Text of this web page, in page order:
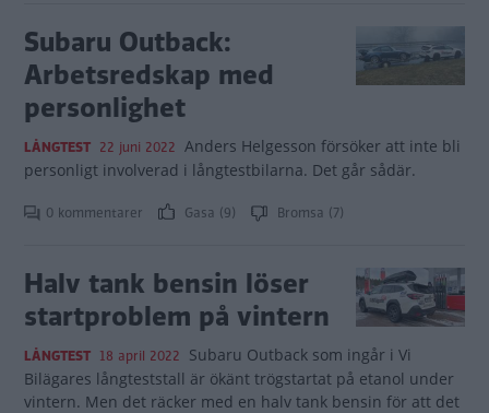
Subaru Outback:
Arbetsredskap med
personlighet
LÅNGTEST 22 juni 2022 Anders Helgesson försöker att inte bli
personligt involverad i långtestbilarna. Det går sådär.
0 kommentarer Gasa (9) Bromsa (7)
Halv tank bensin löser
startproblem på vintern
LÅNGTEST 18 april 2022 Subaru Outback som ingår i Vi
Bilägares långteststall är ökänt trögstartat på etanol under
vintern. Men det räcker med en halv tank bensin för att det